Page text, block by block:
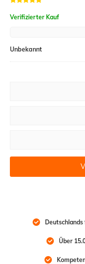
Verifizierter Kauf
Unbekannt
Über